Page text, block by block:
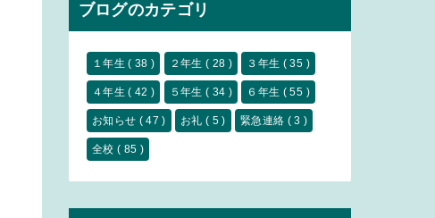
ブログのカテゴリ
１年生( 38 ) ２年生( 28 ) ３年生 ( 35 )
４年生( 42 ) ５年生( 34 ) ６年生 ( 55 )
お知らせ ( 47 ) お礼( 5 ) 緊急連絡 ( 3 )
全校 ( 85 )